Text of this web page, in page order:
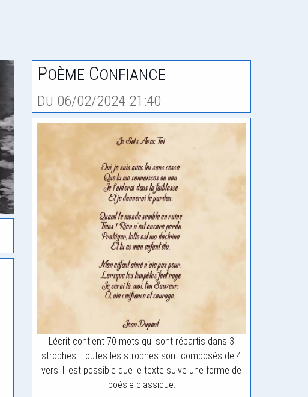
Poème Confiance
Du 06/02/2024 21:40
L'écrit contient 70 mots qui sont répartis dans 3
strophes. Toutes les strophes sont composés de 4
vers. Il est possible que le texte suive une forme de
poésie classique.